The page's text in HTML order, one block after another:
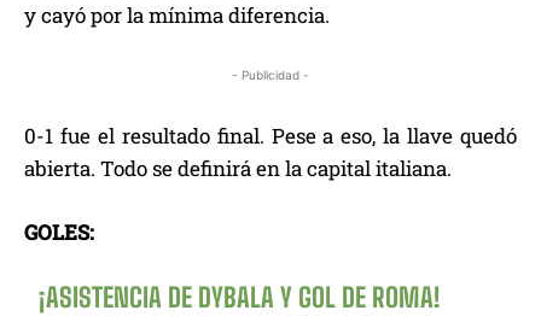
y cayó por la mínima diferencia.
- Publicidad -
0-1 fue el resultado final. Pese a eso, la llave quedó
abierta. Todo se definirá en la capital italiana.
GOLES:
¡ASISTENCIA DE DYBALA Y GOL DE ROMA!